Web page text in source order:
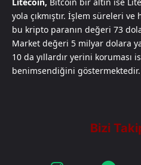
yola çıkmıştır. İşlem süreleri ve
bu kripto paranın değeri 73
Market değeri 5 milyar dolara
10 da yıllardır yerini koruması
benimsendiğini göstermektedir.